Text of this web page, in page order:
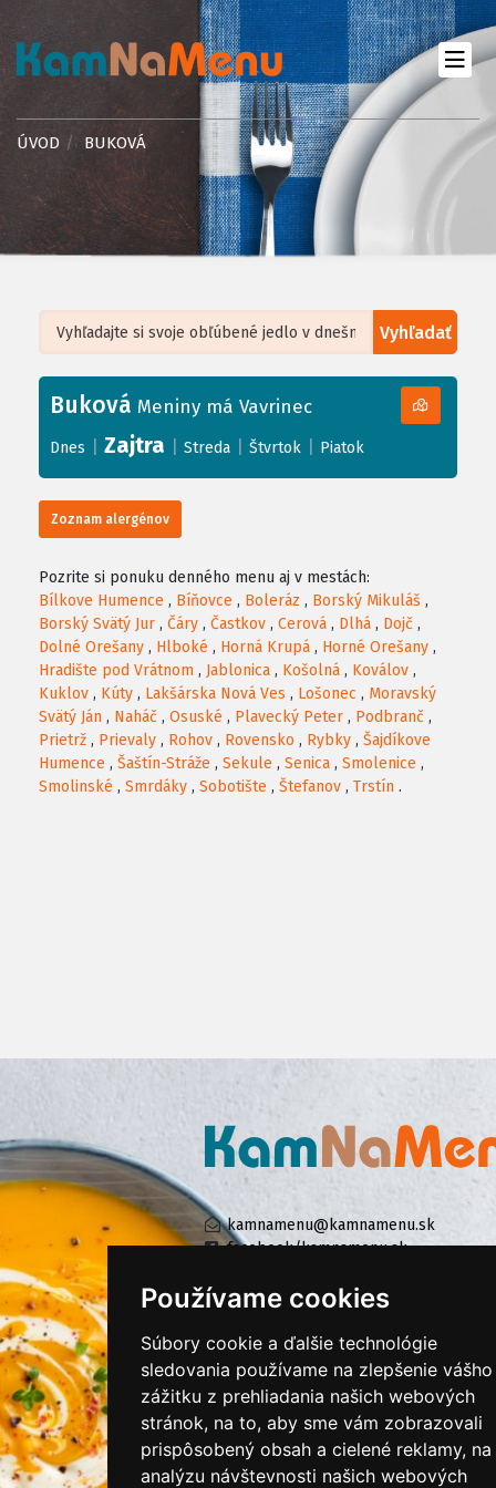
Používame cookies
Súbory cookie a ďalšie technológie
sledovania používame na zlepšenie vášho
zážitku z prehliadania našich webových
stránok, na to, aby sme vám zobrazovali
prispôsobený obsah a cielené reklamy, na
analýzu návštevnosti našich webových
ÚVOD BUKOVÁ
Vyhľadať
+
−
Leaflet| ©OpenStreetMap, Tiles courtesy ofHumanitarian OpenStreetMap
Buková Meniny má Vavrinec
Dnes Zajtra Streda Štvrtok Piatok
Zoznam alergénov
Pozrite si ponuku denného menu aj v mestách:
Bílkove Humence , Bíňovce , Boleráz , Borský Mikuláš ,
Borský Svätý Jur , Čáry , Častkov , Cerová , Dlhá , Dojč ,
Dolné Orešany , Hlboké , Horná Krupá , Horné Orešany ,
Hradište pod Vrátnom , Jablonica , Košolná , Koválov ,
Kuklov , Kúty , Lakšárska Nová Ves , Lošonec , Moravský
Svätý Ján , Naháč , Osuské , Plavecký Peter , Podbranč ,
Prietrž , Prievaly , Rohov , Rovensko , Rybky , Šajdíkove
Humence , Šaštín-Stráže , Sekule , Senica , Smolenice ,
Smolinské , Smrdáky , Sobotište , Štefanov , Trstín .
kamnamenu@kamnamenu.sk
facebook/kamnamenu.sk
KONTAKTUJTE NÁS
PRIHLÁSIŤ SA DO ZÁKAZNÍCKEJ ZÓNY